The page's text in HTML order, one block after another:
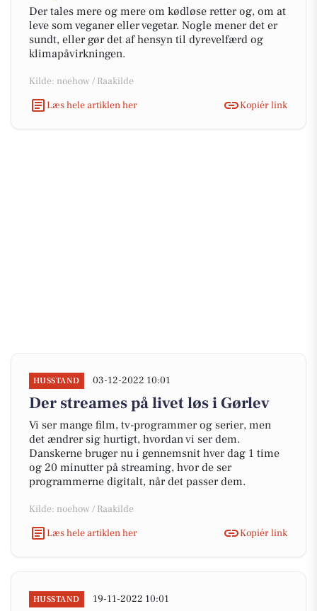
Der tales mere og mere om kødløse retter og, om at
leve som veganer eller vegetar. Nogle mener det er
sundt, eller gør det af hensyn til dyrevelfærd og
klimapåvirkningen.
Kilde: noehow / Raakilde
Læs hele artiklen her
Kopiér link
HUSSTAND 03-12-2022 10:01
Der streames på livet løs i Gørlev
Vi ser mange film, tv-programmer og serier, men
det ændrer sig hurtigt, hvordan vi ser dem.
Danskerne bruger nu i gennemsnit hver dag 1 time
og 20 minutter på streaming, hvor de ser
programmerne digitalt, når det passer dem.
Kilde: noehow / Raakilde
Læs hele artiklen her
Kopiér link
HUSSTAND 19-11-2022 10:01